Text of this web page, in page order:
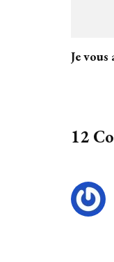
Je vous
12